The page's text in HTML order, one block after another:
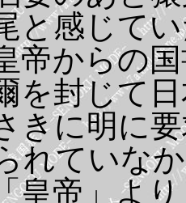
と感じて
帝からの
を封じて
きに明に
れていな
皇帝」よ